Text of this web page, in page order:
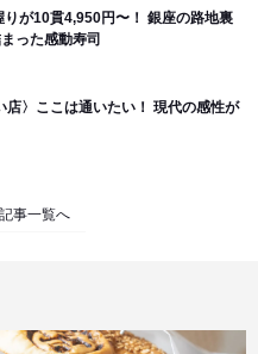
りが10貫4,950円〜！ 銀座の路地裏
った感動寿司
店〉ここは通いたい！ 現代の感性が
事一覧へ